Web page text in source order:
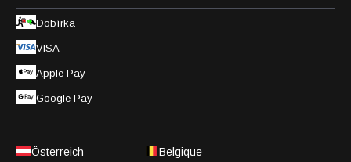
Dobírka
VISA
Apple Pay
Google Pay
Österreich
Belgique